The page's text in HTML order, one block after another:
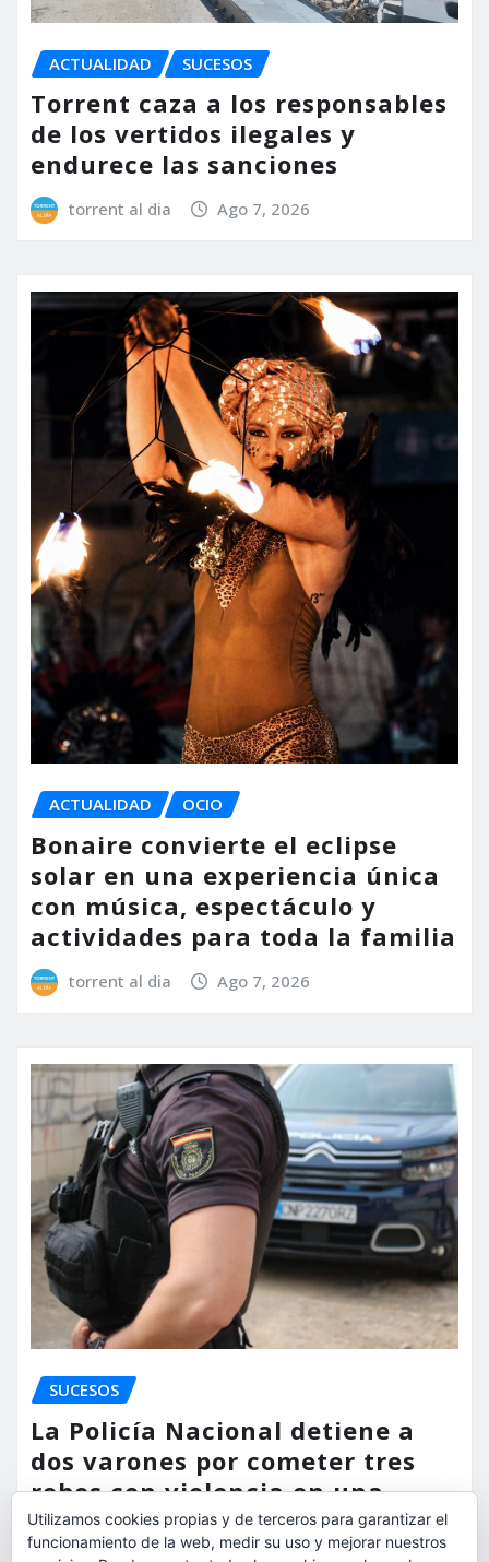
ACTUALIDAD SUCESOS
Torrent caza a los responsables
de los vertidos ilegales y
endurece las sanciones
torrent al dia Ago 7, 2026
ACTUALIDAD OCIO
Bonaire convierte el eclipse
solar en una experiencia única
con música, espectáculo y
actividades para toda la familia
torrent al dia Ago 7, 2026
SUCESOS
La Policía Nacional detiene a
dos varones por cometer tres
robos con violencia en una
misma mañana
Utilizamos cookies propias y de terceros para garantizar el
funcionamiento de la web, medir su uso y mejorar nuestros